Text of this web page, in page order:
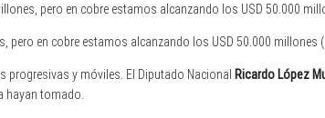
pero en cobre estamos alcanzando los USD 50.000
en cobre estamos alcanzando los USD 50.000 millones
progresivas y móviles. El Diputado Nacional Ricardo López
hayan tomado.